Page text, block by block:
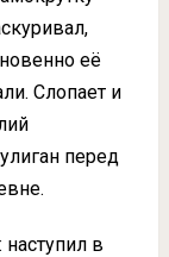
её
Слопает и
перед
в